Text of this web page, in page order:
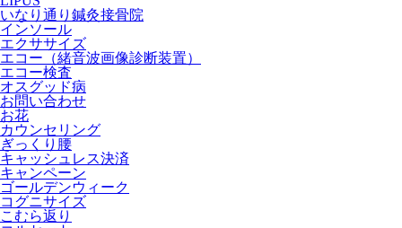
いなり通り鍼灸接骨院
インソール
エクササイズ
エコー（緒音波画像診断装置）
エコー検査
オスグッド病
お問い合わせ
お花
カウンセリング
ぎっくり腰
キャッシュレス決済
キャンペーン
ゴールデンウィーク
コグニサイズ
こむら返り